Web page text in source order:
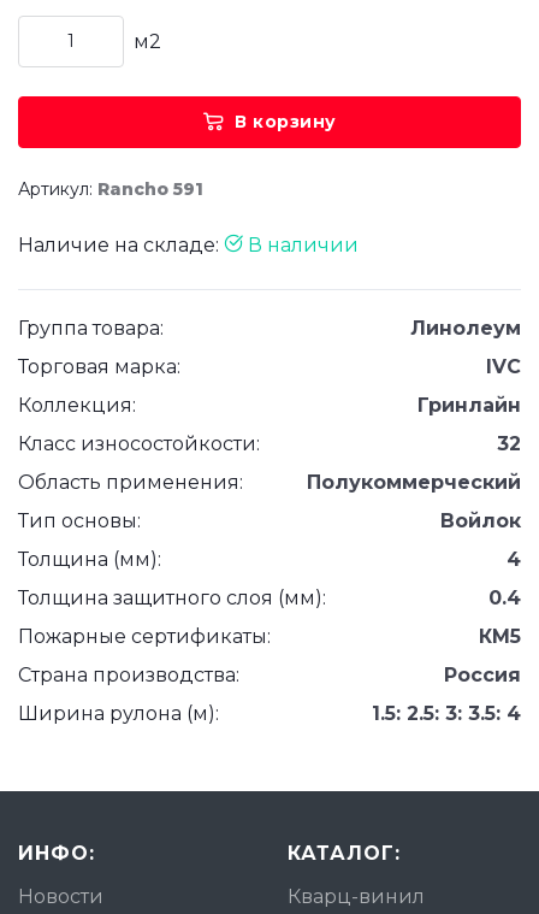
м2
В корзину
Артикул: Rancho 591
Наличие на складе: В наличии
Группа товара:
Линолеум
Торговая марка:
IVC
Коллекция:
Гринлайн
Класс износостойкости:
32
Область применения:
Полукоммерческий
Тип основы:
Войлок
Толщина (мм):
4
Толщина защитного слоя (мм):
0.4
Пожарные сертификаты:
КМ5
Страна производства:
Россия
Ширина рулона (м):
1.5: 2.5: 3: 3.5: 4
ИНФО:
Новости
КАТАЛОГ:
Кварц-винил